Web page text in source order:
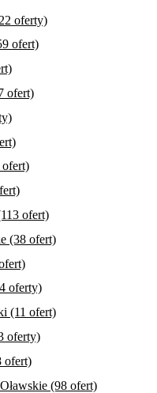
oferty)
ofert)
ofert)
ofert)
ofert)
(38 ofert)
oferty)
(11 ofert)
oferty)
ofert)
(98 ofert)